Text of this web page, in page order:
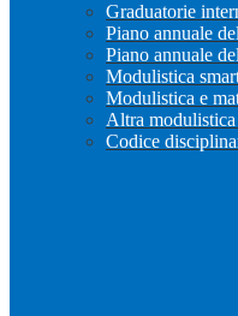
Graduatorie
Piano annuale
Piano annuale
Modulistica
Modulistica e
Altra
Codice